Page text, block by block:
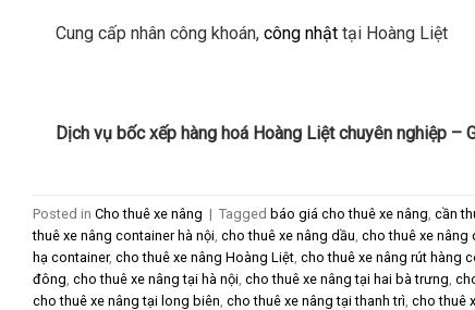
Cung cấp nhân công khoán, công nhậttại Hoàng Liệt
Dịch vụ bốc xếp hàng hoá Hoàng Liệt chuyên nghiệp –
Posted in Cho thuê xe nâng | Tagged báo giá cho thuê xe nâng cần
thuê xe nâng container hà nội cho thuê xe nâng dầu cho thuê xe nâng
hạ container, cho thuê xe nâng Hoàng Liệt cho thuê xe nâng rút hàng
đông cho thuê xe nâng tại hà nội cho thuê xe nâng tại hai bà trưng
cho thuê xe nâng tại long biên cho thuê xe nâng tại thanh trì cho thuê